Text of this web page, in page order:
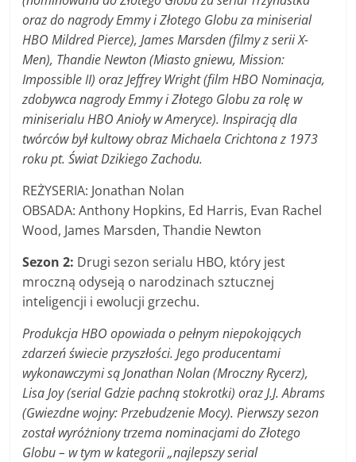
oraz do nagrody Emmy i Złotego Globu za miniserial
HBO Mildred Pierce), James Marsden (filmy z serii X-
Men), Thandie Newton (Miasto gniewu, Mission:
Impossible II) oraz Jeffrey Wright (film HBO Nominacja,
zdobywca nagrody Emmy i Złotego Globu za rolę w
miniserialu HBO Anioły w Ameryce). Inspiracją dla
twórców był kultowy obraz Michaela Crichtona z 1973
roku pt. Świat Dzikiego Zachodu.
REŻYSERIA: Jonathan Nolan
OBSADA: Anthony Hopkins, Ed Harris, Evan Rachel
Wood, James Marsden, Thandie Newton
Sezon 2: Drugi sezon serialu HBO, który jest
mroczną odyseją o narodzinach sztucznej
inteligencji i ewolucji grzechu.
Produkcja HBO opowiada o pełnym niepokojących
zdarzeń świecie przyszłości. Jego producentami
wykonawczymi są Jonathan Nolan (Mroczny Rycerz),
Lisa Joy (serial Gdzie pachną stokrotki) oraz J.J. Abrams
(Gwiezdne wojny: Przebudzenie Mocy). Pierwszy sezon
został wyróżniony trzema nominacjami do Złotego
Globu – w tym w kategorii „najlepszy serial